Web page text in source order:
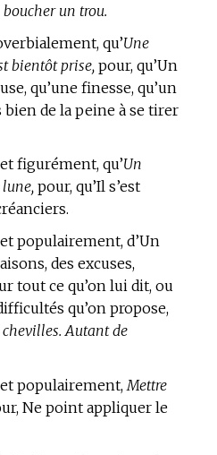
un trou.
qu’Une
bientôt prise, pour, qu’Un
qu’une finesse, qu’un
de la peine à se tirer
figurément, qu’Un
pour, qu’Il s’est
populairement, d’Un
des excuses,
tout ce qu’on lui dit, ou
qu’on propose,
Autant de
populairement, Mettre
Ne point appliquer le